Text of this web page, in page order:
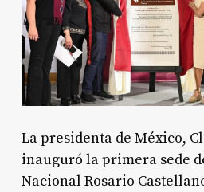
La presidenta de México,
inauguró la primera sede
Nacional Rosario